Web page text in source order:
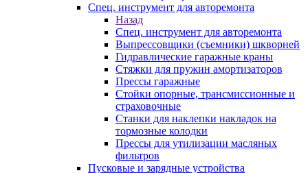
Спец. инструмент для авторемонта
Назад
Спец. инструмент для авторемонта
Выпрессовщики (съемники) шкворней
Гидравлические гаражные краны
Стяжки для пружин амортизаторов
Прессы гаражные
Стойки опорные, трансмиссионные и
страховочные
Станки для наклепки накладок на
тормозные колодки
Прессы для утилизации масляных
фильтров
Пусковые и зарядные устройства